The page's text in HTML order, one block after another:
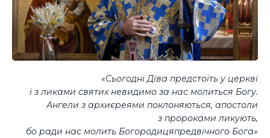
«Сьогодні Діва предстоїть у церкві
і з ликами святих невидимо за нас молиться Богу.
Ангели з архиєреями поклоняються, апостоли
з пророками ликують,
бо ради нас молить Богородицяпредвічного Бога»